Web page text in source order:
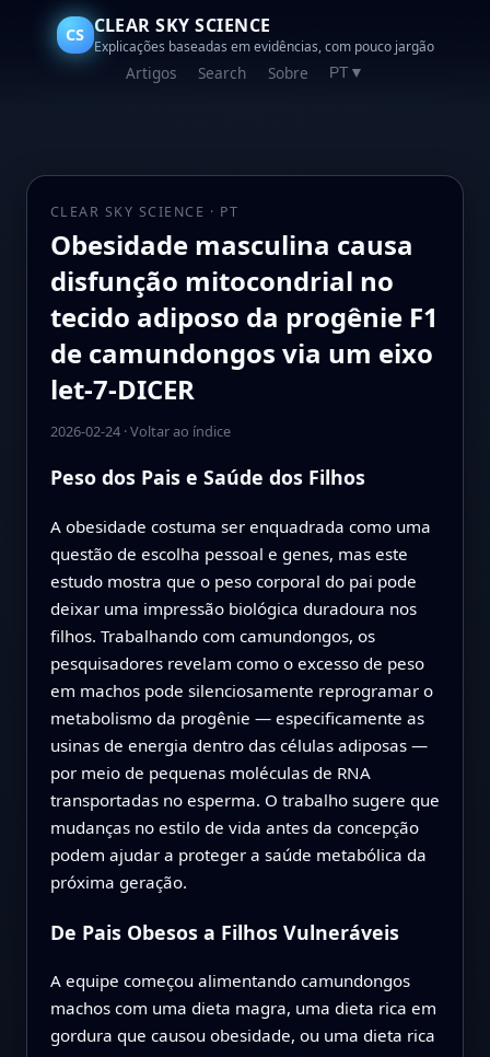
CS CLEAR SKY SCIENCE
Explicações baseadas em evidências, com pouco jargão
Artigos Search Sobre PT ▼
CLEAR SKY SCIENCE · PT
Obesidade masculina causa
disfunção mitocondrial no
tecido adiposo da progênie F1
de camundongos via um eixo
let-7-DICER
2026-02-24·Voltar ao índice
Peso dos Pais e Saúde dos Filhos
A obesidade costuma ser enquadrada como uma
questão de escolha pessoal e genes, mas este
estudo mostra que o peso corporal do pai pode
deixar uma impressão biológica duradoura nos
filhos. Trabalhando com camundongos, os
pesquisadores revelam como o excesso de peso
em machos pode silenciosamente reprogramar o
metabolismo da progênie — especificamente as
usinas de energia dentro das células adiposas —
por meio de pequenas moléculas de RNA
transportadas no esperma. O trabalho sugere que
mudanças no estilo de vida antes da concepção
podem ajudar a proteger a saúde metabólica da
próxima geração.
De Pais Obesos a Filhos Vulneráveis
A equipe começou alimentando camundongos
machos com uma dieta magra, uma dieta rica em
gordura que causou obesidade, ou uma dieta rica